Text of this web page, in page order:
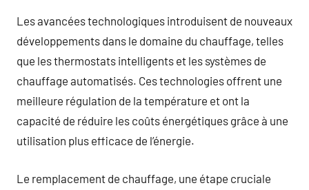
Les avancées technologiques introduisent de nouveaux
développements dans le domaine du chauffage, telles
que les thermostats intelligents et les systèmes de
chauffage automatisés. Ces technologies offrent une
meilleure régulation de la température et ont la
capacité de réduire les coûts énergétiques grâce à une
utilisation plus efficace de l’énergie.
Le remplacement de chauffage, une étape cruciale